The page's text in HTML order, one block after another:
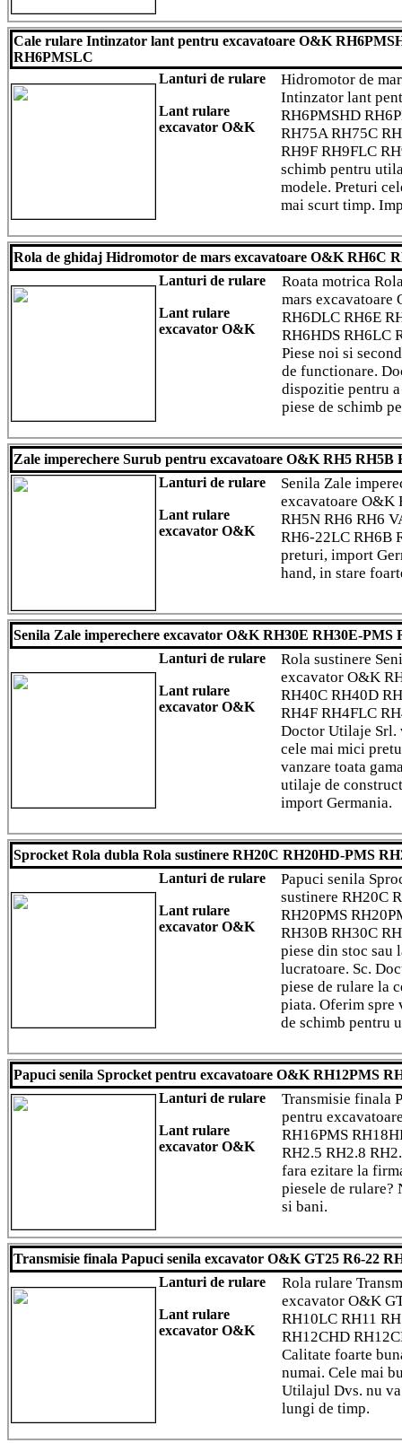
Cale rulare Intinzator lant pentru excavatoare O&K
RH6PMSLC
Lanturi de rulare
Lant rulare
excavator O&K
Hidromotor de
Intinzator lant
RH6PMSHD
RH75A RH75C
RH9F RH9FLC
schimb pentru
modele. Preturi
mai scurt timp.
Rola de ghidaj Hidromotor de mars excavatoare O&K RH6C
Lanturi de rulare
Lant rulare
excavator O&K
Roata motrica
mars excavatoare
RH6DLC RH6E
RH6HDS RH6LC
Piese noi si
de functionare.
dispozitie pentru
piese de schimb
Zale imperechere Surub pentru excavatoare O&K RH5
Lanturi de rulare
Lant rulare
excavator O&K
Senila Zale
excavatoare O&K
RH5N RH6 RH6
RH6-22LC RH6B
preturi, import
hand, in stare
Senila Zale imperechere excavator O&K RH30E RH30E-PMS
Lanturi de rulare
Lant rulare
excavator O&K
Rola sustinere
excavator O&K
RH40C RH40D
RH4F RH4FLC
Doctor Utilaje Srl.
cele mai mici
vanzare toata
utilaje de
import Germania.
Sprocket Rola dubla Rola sustinere RH20C RH20HD-PMS
Lanturi de rulare
Lant rulare
excavator O&K
Papuci senila
sustinere RH20C
RH20PMS
RH30B RH30C
piese din stoc sau
lucratoare. Sc.
piese de rulare la
piata. Oferim spre
de schimb pentru
Papuci senila Sprocket pentru excavatoare O&K RH12PMS
Lanturi de rulare
Lant rulare
excavator O&K
Transmisie finala
pentru
RH16PMS
RH2.5 RH2.8
fara ezitare la
piesele de rulare?
si bani.
Transmisie finala Papuci senila excavator O&K GT25 R6-22
Lanturi de rulare
Lant rulare
excavator O&K
Rola rulare
excavator O&K
RH10LC RH11
RH12CHD
Calitate foarte
numai. Cele mai
Utilajul Dvs. nu
lungi de timp.